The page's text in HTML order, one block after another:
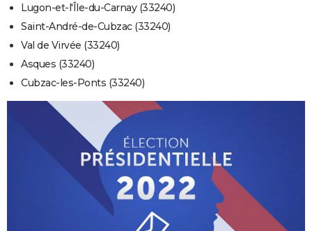
Lugon-et-l'Île-du-Carnay (33240)
Saint-André-de-Cubzac (33240)
Val de Virvée (33240)
Asques (33240)
Cubzac-les-Ponts (33240)